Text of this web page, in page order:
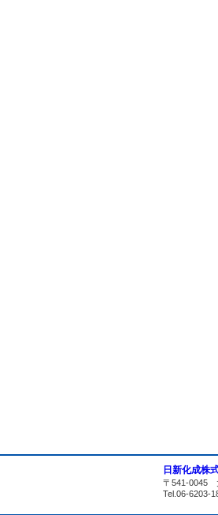
日新化成株
〒541-0045
Tel.06-6203-